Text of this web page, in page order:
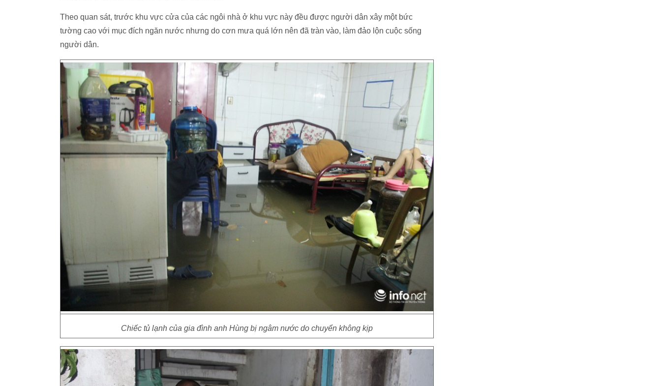
Theo quan sát, trước khu vực cửa của các ngôi nhà ở khu vực này đều được người dân xây một bức
tường cao với mục đích ngăn nước nhưng do cơn mưa quá lớn nên đã tràn vào, làm đảo lộn cuộc sống
người dân.
Chiếc tủ lạnh của gia đình anh Hùng bị ngâm nước do chuyển không kịp